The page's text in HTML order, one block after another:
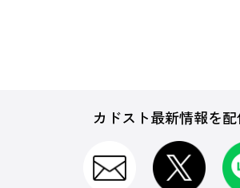
カドスト最新情報を